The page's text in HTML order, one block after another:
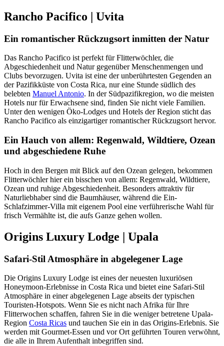
Rancho Pacifico | Uvita
Ein romantischer Rückzugsort inmitten der Natur
Das Rancho Pacifico ist perfekt für Flitterwöchler, die
Abgeschiedenheit und Natur gegenüber Menschenmengen und
Clubs bevorzugen. Uvita ist eine der unberührtesten Gegenden an
der Pazifikküste von Costa Rica, nur eine Stunde südlich des
belebten Manuel Antonio. In der Südpazifikregion, wo die meisten
Hotels nur für Erwachsene sind, finden Sie nicht viele Familien.
Unter den wenigen Öko-Lodges und Hotels der Region sticht das
Rancho Pacifico als einzigartiger romantischer Rückzugsort hervor.
Ein Hauch von allem: Regenwald, Wildtiere, Ozean
und abgeschiedene Ruhe
Hoch in den Bergen mit Blick auf den Ozean gelegen, bekommen
Flitterwöchler hier ein bisschen von allem: Regenwald, Wildtiere,
Ozean und ruhige Abgeschiedenheit. Besonders attraktiv für
Naturliebhaber sind die Baumhäuser, während die Ein-
Schlafzimmer-Villa mit eigenem Pool eine verführerische Wahl für
frisch Vermählte ist, die aufs Ganze gehen wollen.
Origins Luxury Lodge | Upala
Safari-Stil Atmosphäre in abgelegener Lage
Die Origins Luxury Lodge ist eines der neuesten luxuriösen
Honeymoon-Erlebnisse in Costa Rica und bietet eine Safari-Stil
Atmosphäre in einer abgelegenen Lage abseits der typischen
Touristen-Hotspots. Wenn Sie es nicht nach Afrika für Ihre
Flitterwochen schaffen, fahren Sie in die weniger betretene Upala-
Region Costa Ricas und tauchen Sie ein in das Origins-Erlebnis. Sie
werden mit Gourmet-Essen und vor Ort geführten Touren verwöhnt,
die alle in Ihrem Aufenthalt inbegriffen sind.